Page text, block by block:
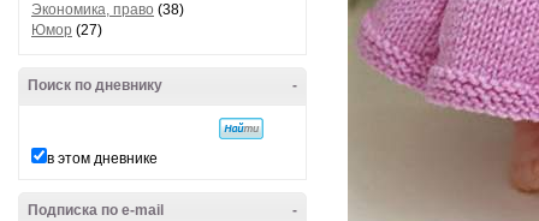
Экономика, право (38)
Юмор (27)
-
Поиск по дневнику
в этом дневнике
-
Подписка по e-mail